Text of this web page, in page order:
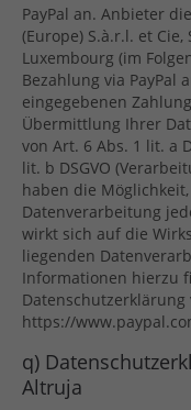
PayPal an. Anbieter
(Europe) S.à.r.l. et Cie,
Luxembourg (im
Bezahlung via PayPal
eingegebenen
Übermittlung Ihrer
von Art. 6 Abs. 1 lit. a
lit. b DSGVO
haben die
Datenverarbeitung
wirkt sich auf die
liegenden
Informationen hierzu
Datenschutzerklärung
https://
q)
Altruja